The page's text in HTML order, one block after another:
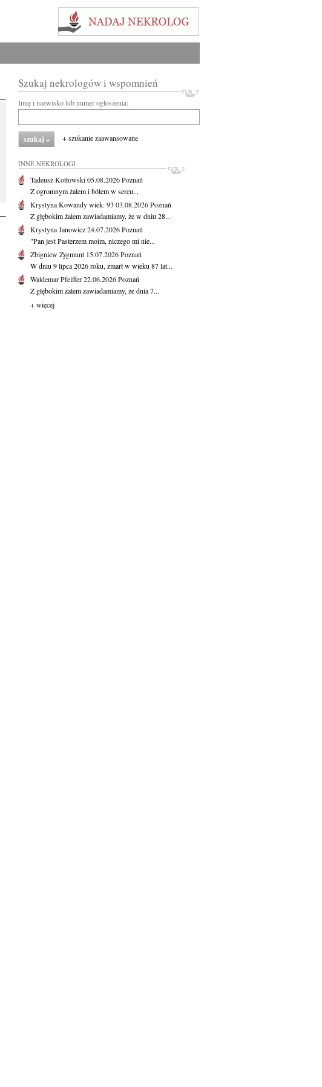
Szukaj nekrologów i wspomnień
Imię i nazwisko lub numer ogłoszenia:
+ szukanie zaawansowane
INNE NEKROLOGI
Tadeusz Kotłowski05.08.2026Poznań
Z ogromnym żalem i bólem w sercu...
Krystyna Kowandywiek: 93 03.08.2026Poznań
Z głębokim żalem zawiadamiamy, że w dniu 28...
Krystyna Janowicz24.07.2026Poznań
"Pan jest Pasterzem moim, niczego mi nie...
Zbigniew Zygmunt 15.07.2026Poznań
W dniu 9 lipca 2026 roku, zmarł w wieku 87 lat...
Waldemar Pfeiffer22.06.2026Poznań
Z głębokim żalem zawiadamiamy, że dnia 7...
+ więcej